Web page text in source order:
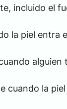
incluido el
la piel entra
cuando la